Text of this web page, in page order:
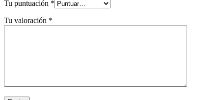
Tu puntuación *
Tu valoración *